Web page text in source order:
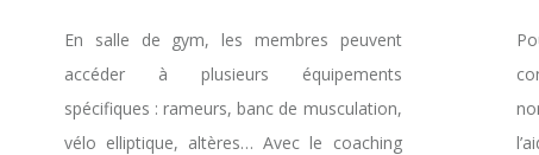
En salle de gym, les membres peuvent
accéder à plusieurs équipements
spécifiques : rameurs, banc de musculation,
vélo elliptique, altères… Avec le coaching